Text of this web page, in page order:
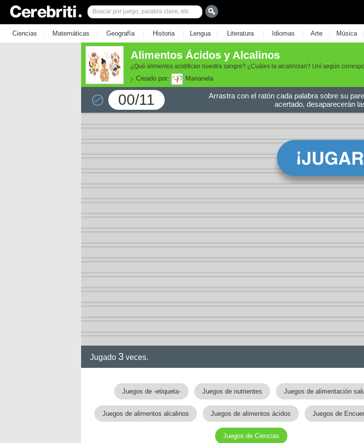
Ciencias | Matemáticas | Geografía | Historia | Lengua | Literatura | Idiomas | Arte | Música |
Alimentos Ácidos y Alcalinos
¿Qué alimentos acidifican nuestra sangre? ¿Cuáles la alcalinizan? Uní según
Creado por: Marianela
00/11
Arrastra con el ratón cada palabra sobre su
acertado, desaparecerán
Jugado 3 veces.
Juegos de -etiqueta- Juegos de nutrientes Juegos de alimentación
Juegos de alimentos alcalinos Juegos de alimentos ácidos Juegos de
Juegos de Ciencias